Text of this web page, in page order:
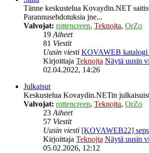
Tänne keskustelua Kovaydin.NET
Parannusehdotuksia jne...
Valvojat: rottencreep, Teknojta, OrZo
19Aiheet
81 Viestit
Uusin viesti KOVAWEB katalogi
Kirjoittaja Teknojta Näytä uusin
02.04.2022, 14:26
Julkaisut
Keskustelua Kovaydin.NETin
Valvojat: rottencreep, Teknojta, OrZo
23Aiheet
57 Viestit
Uusin viesti [KOVAWEB22]
Kirjoittaja Teknojta Näytä uusin
05.02.2026, 12:12